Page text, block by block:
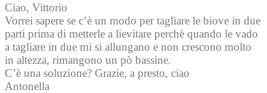
Ciao, Vittorio
Vorrei sapere se c’è un modo per tagliare le biove in due
parti prima di metterle a lievitare perchè quando le vado
a tagliare in due mi si allungano e non crescono molto
in altezza, rimangono un pò bassine.
C’è una soluzione? Grazie, a presto, ciao
Antonella